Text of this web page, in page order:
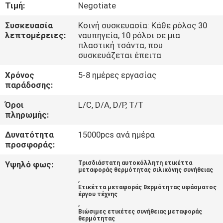
ΕΠΑΦΉ
ΜΕ
ΈΝΑ
ΑΠΌΣΠΑΣΜΑ
PRIVACY
POLICY
Τιμή:
Negotiate
Συσκευασία
λεπτομέρειες:
Κοινή συσκευασία: Κάθε ρόλος 30
ναυπηγεία, 10 ρόλοι σε μια
πλαστική τσάντα, που
συσκευάζεται έπειτα
Χρόνος
παράδοσης:
5-8 ημέρες εργασίας
Όροι
πληρωμής:
L/C, D/A, D/P, T/T
Δυνατότητα
προσφοράς:
15000pcs ανά ημέρα
Υψηλό φως:
Τρισδιάστατη αυτοκόλλητη ετικέττα
μεταφοράς θερμότητας σιλικόνης συνήθειας
,
Ετικέττα μεταφοράς θερμότητας υφάσματος
έργου τέχνης
,
Βιώσιμες ετικέτες συνήθειας μεταφοράς
θερμότητας